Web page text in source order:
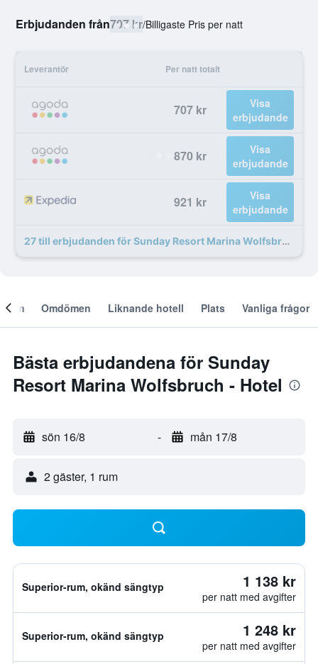
Erbjudanden från707 kr/Billigaste Pris per natt
Leverantör Per natt totalt
707 kr
Visa
erbjudande
870 kr
Visa
erbjudande
921 kr
Visa
erbjudande
27 till erbjudanden för Sunday Resort Marina Wolfsbruch - Hotel
Om Omdömen Liknande hotell Plats Vanliga frågor
Bästa erbjudandena för Sunday
Resort Marina Wolfsbruch - Hotel
sön 16/8 - mån 17/8
2 gäster, 1 rum
Superior-rum, okänd sängtyp 1 138 kr
per natt med avgifter
Superior-rum, okänd sängtyp 1 248 kr
per natt med avgifter